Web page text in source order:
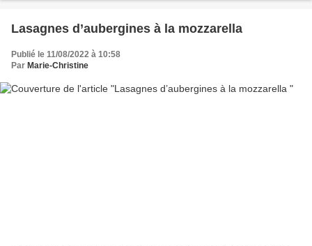
Lasagnes d’aubergines à la mozzarella
Publié le 11/08/2022 à 10:58
Par Marie-Christine